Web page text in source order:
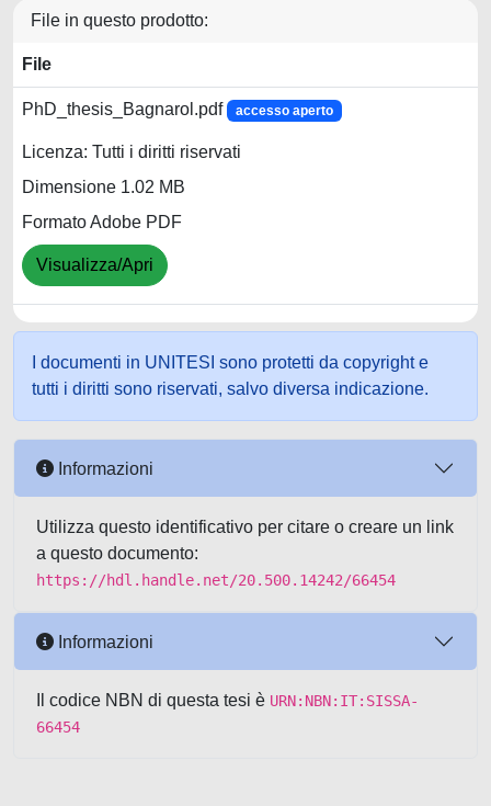
File in questo prodotto:
File
PhD_thesis_Bagnarol.pdf accesso aperto
Licenza: Tutti i diritti riservati
Dimensione 1.02 MB
Formato Adobe PDF
Visualizza/Apri
I documenti in UNITESI sono protetti da copyright e
tutti i diritti sono riservati, salvo diversa indicazione.
Informazioni
Utilizza questo identificativo per citare o creare un link
a questo documento:
https://hdl.handle.net/20.500.14242/66454
Informazioni
Il codice NBN di questa tesi è URN:NBN:IT:SISSA-
66454